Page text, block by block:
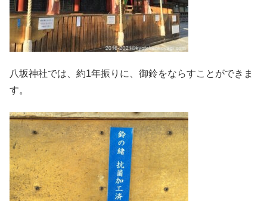
八坂神社では、約1年振りに、御鈴をならすことができま
す。